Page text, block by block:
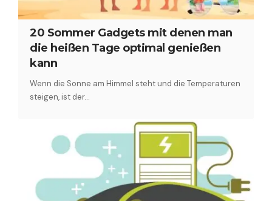
20 Sommer Gadgets mit denen man
die heißen Tage optimal genießen
kann
Wenn die Sonne am Himmel steht und die Temperaturen
steigen, ist der…